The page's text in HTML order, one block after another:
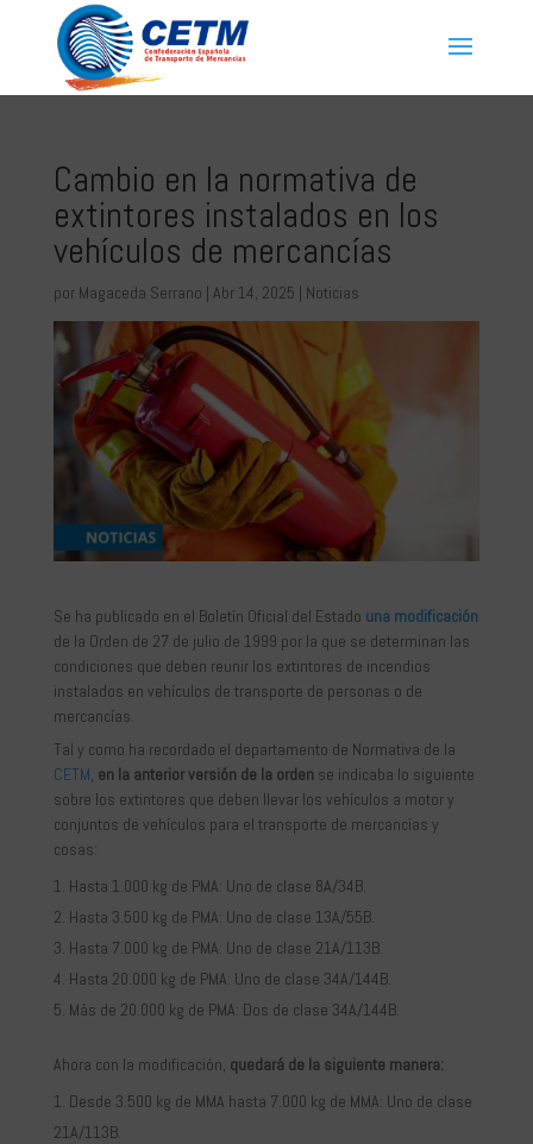
Cambio en la normativa de
extintores instalados en los
vehículos de mercancías
por Magaceda Serrano | Abr 14, 2025 | Noticias
Se ha publicado en el Boletín Oficial del Estado una modificación
de la Orden de 27 de julio de 1999 por la que se determinan las
condiciones que deben reunir los extintores de incendios
instalados en vehículos de transporte de personas o de
mercancías.
Tal y como ha recordado el departamento de Normativa de la
CETM en la anterior versión de la orden se indicaba lo siguiente
sobre los extintores que deben llevar los vehículos a motor y
conjuntos de vehículos para el transporte de mercancías y
cosas:
Hasta 1.000 kg de PMA: Uno de clase 8A/34B.
Hasta 3.500 kg de PMA: Uno de clase 13A/55B.
Hasta 7.000 kg de PMA: Uno de clase 21A/113B.
Hasta 20.000 kg de PMA: Uno de clase 34A/144B.
Más de 20.000 kg de PMA: Dos de clase 34A/144B.
Ahora con la modificación, quedará de la siguiente manera:
Desde 3.500 kg de MMA hasta 7.000 kg de MMA: Uno de clase
21A/113B.